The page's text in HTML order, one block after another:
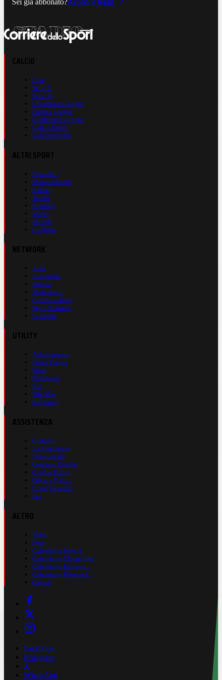
Sei già abbonato?Accedi e leggi
Live
Serie A
Serie B
Champions League
Europa League
Conference League
Calcio Estero
Calciomercato
Formula 1
Motomondiale
Basket
Tennis
Running
Volley
eSports
Ciclismo
Auto
Autosprint
Inmoto
Motosprint
Guerinsportivo
Sport Network
Fantacup
Abbonamenti
Prima Pagina
Store
Pubblicità
Rss
Site Map
Registrati
Contatti
La Redazione
Nota Legale
Gestione Cookie
Cookie Policy
Privacy Policy
Cond. Generali
Faq
Video
Foto
Calendario Serie A
Calendario Champions
Calendario Europa L.
Calendario Premier L.
Casinò
Facebook
Instagram
X
WhatsApp